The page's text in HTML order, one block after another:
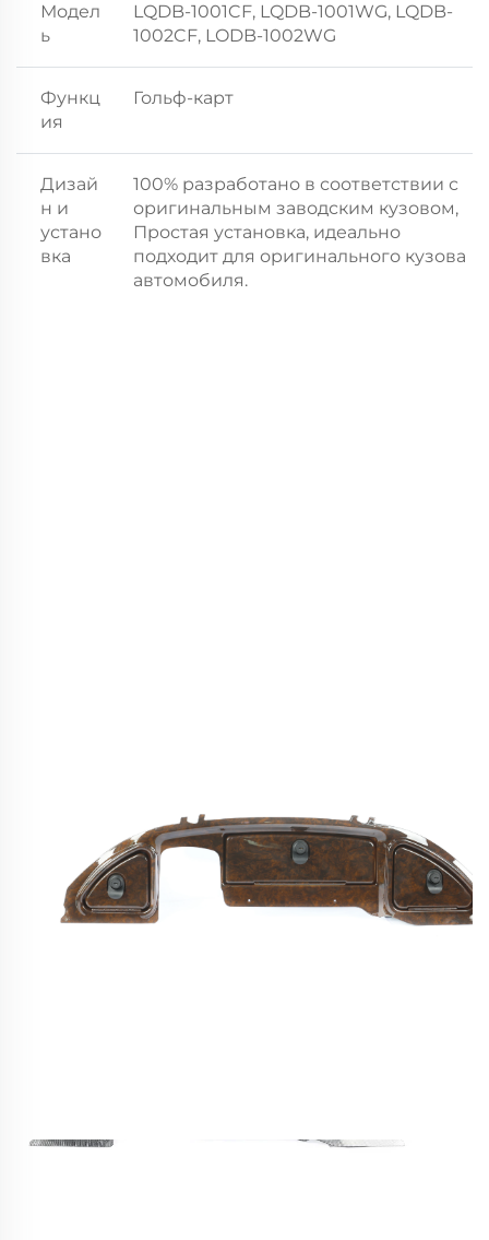
Модел
ь
LQDB-1001CF, LQDB-1001WG, LQDB-
1002CF, LODB-1002WG
Функц
ия
Гольф-карт
Дизай
н и
устано
вка
100% разработано в соответствии с
оригинальным заводским кузовом,
Простая установка, идеально
подходит для оригинального кузова
автомобиля.